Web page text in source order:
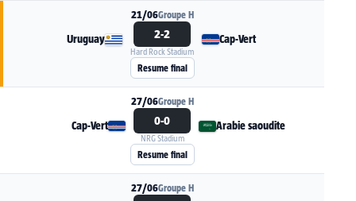
Voir la fiche du match Uruguay - Cap-Vert
21/06Groupe H
Uruguay 2-2
Hard Rock Stadium
Cap-Vert
Resume final
Voir la fiche du match Cap-Vert - Arabie
27/06Groupe H
Cap-Vert 0-0
NRG Stadium
Arabie saoudite
Resume final
27/06Groupe H